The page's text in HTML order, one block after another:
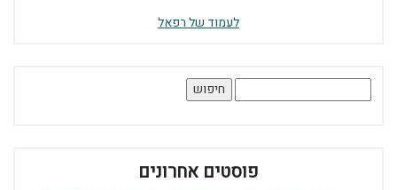
לעמוד של רפאל
פוסטים אחרונים